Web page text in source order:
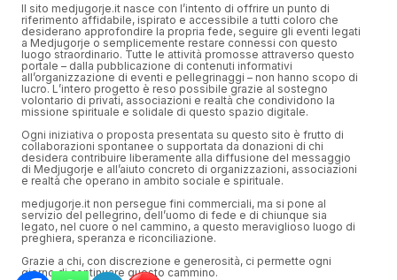
Il sito medjugorje.it nasce con l’intento di offrire un punto di
riferimento affidabile, ispirato e accessibile a tutti coloro che
desiderano approfondire la propria fede, seguire gli eventi legati
a Medjugorje o semplicemente restare connessi con questo
luogo straordinario. Tutte le attività promosse attraverso questo
portale – dalla pubblicazione di contenuti informativi
all’organizzazione di eventi e pellegrinaggi – non hanno scopo di
lucro. L’intero progetto è reso possibile grazie al sostegno
volontario di privati, associazioni e realtà che condividono la
missione spirituale e solidale di questo spazio digitale.
Ogni iniziativa o proposta presentata su questo sito è frutto di
collaborazioni spontanee o supportata da donazioni di chi
desidera contribuire liberamente alla diffusione del messaggio
di Medjugorje e all’aiuto concreto di organizzazioni, associazioni
e realtà che operano in ambito sociale e spirituale.
medjugorje.it non persegue fini commerciali, ma si pone al
servizio del pellegrino, dell’uomo di fede e di chiunque sia
legato, nel cuore o nel cammino, a questo meraviglioso luogo di
preghiera, speranza e riconciliazione.
Grazie a chi, con discrezione e generosità, ci permette ogni
giorno di continuare questo cammino.